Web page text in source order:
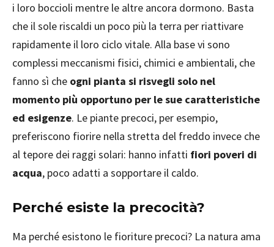
i loro boccioli mentre le altre ancora dormono. Basta
che il sole riscaldi un poco più la terra per riattivare
rapidamente il loro ciclo vitale. Alla base vi sono
complessi meccanismi fisici, chimici e ambientali, che
fanno sì che ogni pianta si risvegli solo nel
momento più opportuno per le sue caratteristiche
ed esigenze. Le piante precoci, per esempio,
preferiscono fiorire nella stretta del freddo invece che
al tepore dei raggi solari: hanno infatti fiori poveri di
acqua, poco adatti a sopportare il caldo.
Perché esiste la precocità?
Ma perché esistono le fioriture precoci? La natura ama